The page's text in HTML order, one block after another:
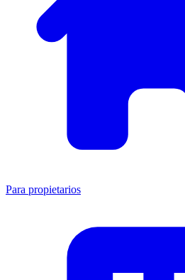
Para propietarios